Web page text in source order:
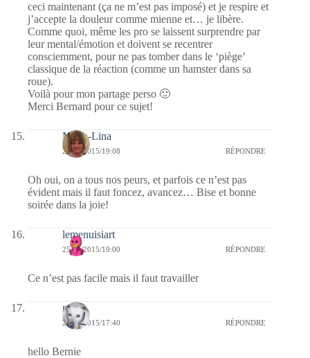
ceci maintenant (ça ne m’est pas imposé) et je respire et
j’accepte la douleur comme mienne et… je libère.
Comme quoi, même les pro se laissent surprendre par
leur mental/émotion et doivent se recentrer
consciemment, pour ne pas tomber dans le ‘piège’
classique de la réaction (comme un hamster dans sa
roue).
Voilà pour mon partage perso 🙂
Merci Bernard pour ce sujet!
Maria-Lina
25/08/2015/19:08 RÉPONDRE
Oh oui, on a tous nos peurs, et parfois ce n’est pas
évident mais il faut foncez, avancez… Bise et bonne
soirée dans la joie!
lemenuisiart
25/08/2015/19:00 RÉPONDRE
Ce n’est pas facile mais il faut travailler
nays
25/08/2015/17:40 RÉPONDRE
hello Bernie